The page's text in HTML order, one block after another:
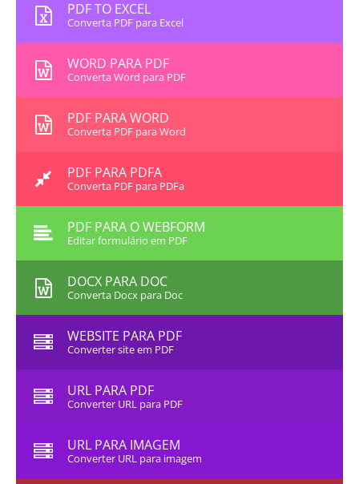
PDF TO EXCEL
Converta PDF para Excel
WORD PARA PDF
Converta Word para PDF
PDF PARA WORD
Converta PDF para Word
PDF PARA PDFA
Converta PDF para PDFa
PDF PARA O WEBFORM
Editar formulário em PDF
DOCX PARA DOC
Converta Docx para Doc
WEBSITE PARA PDF
Converter site em PDF
URL PARA PDF
Converter URL para PDF
URL PARA IMAGEM
Converter URL para imagem